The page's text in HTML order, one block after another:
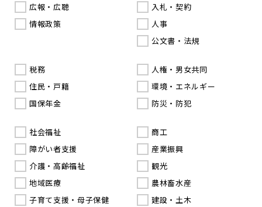
広報・広聴
情報政策
入札・契約
人事
公文書・法規
税務
住民・戸籍
国保年金
人権・男女共同
環境・エネルギー
防災・防犯
社会福祉
障がい者支援
介護・高齢福祉
地域医療
子育て支援・母子保健
商工
産業振興
観光
農林畜水産
建設・土木